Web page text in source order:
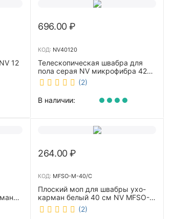
12
696.00₽
КОД: NV40120
Телескопическая швабра для
пола серая NV микрофибра 42
см NV40120(2)
В наличии:
TF-
264.00₽
КОД: MFSO-M-40/C
Плоский моп для швабры ухо-
карман белый 40 см NV MFSO-
M-40/C
(2)